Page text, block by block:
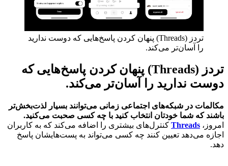
تردز (Threads) پنهان کردن پاسخ‌هایی که دوست ندارید
را آسان‌تر می‌کند.
تردز (Threads) پنهان کردن پاسخ‌هایی که
دوست ندارید را آسان‌تر می‌کند.
مکالمات در شبکه‌های اجتماعی زمانی می‌توانند بسیار لذت‌بخش‌تر
باشند که شما خودتان انتخاب کنید با چه کسی صحبت می‌کنید.
امروز، Threads کنترل‌های بیشتری را اضافه می‌کند که به کاربران
اجازه می‌دهد تعیین کنند چه کسی می‌تواند به پست‌هایشان پاسخ
دهد.